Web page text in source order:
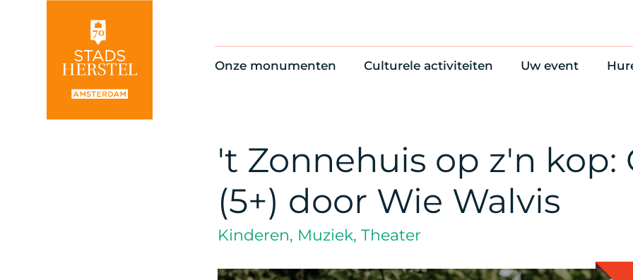
Onze monumenten
Thema’s
Culturele activiteiten
Voor Vrienden
Online activiteiten
Uw event
Diner en receptie
Cultuur
Trouwen
't Zonnehuis op z'n kop:
(5+) door Wie Walvis
Kinderen, Muziek, Theater